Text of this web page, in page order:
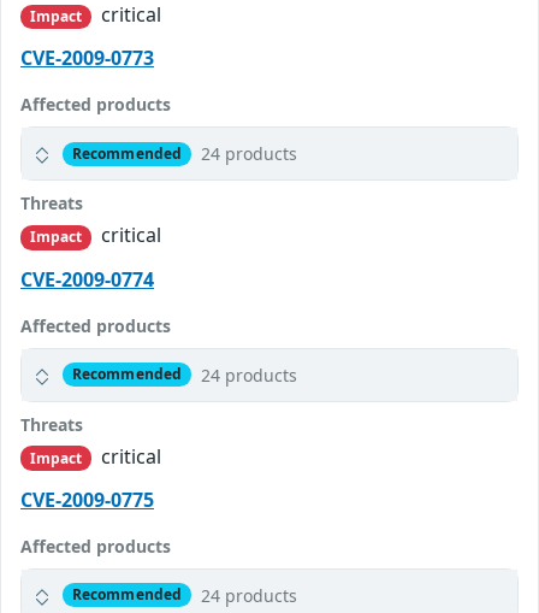
Impact
critical
CVE-2009-0773
Affected products
Recommended 24 products
Threats
Impact
critical
CVE-2009-0774
Affected products
Recommended 24 products
Threats
Impact
critical
CVE-2009-0775
Affected products
Recommended 24 products